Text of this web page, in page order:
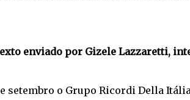
enviado por Gizele Lazzaretti,
setembro o Grupo Ricordi Della